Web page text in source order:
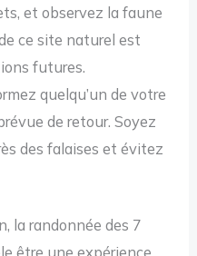
et observez la faune
ce site naturel est
futures.
quelqu’un de votre
de retour. Soyez
des falaises et évitez
la randonnée des 7